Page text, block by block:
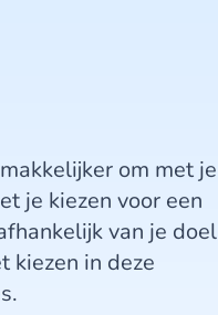
om met je
je kiezen voor een
van je doel
kiezen in deze